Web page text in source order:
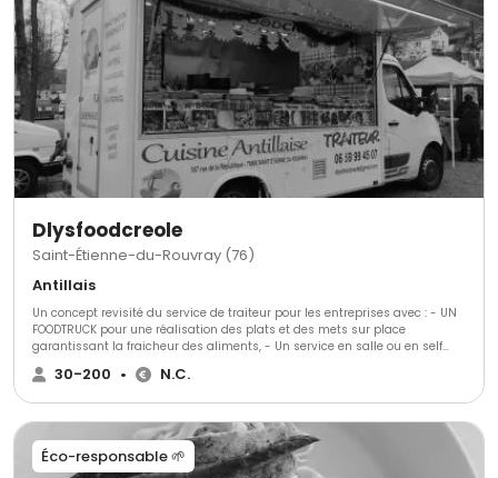
Dlysfoodcreole
Saint-Étienne-du-Rouvray (76)
Antillais
Un concept revisité du service de traiteur pour les entreprises avec : - UN
FOODTRUCK pour une réalisation des plats et des mets sur place
garantissant la fraicheur des aliments, - Un service en salle ou en self
pour la rapidité et l efficacité , - Une prestation dans un cadre et décors
exotique . - Une cuisine des Antilles avec des produits de qualité
30-200 • N.C.
Éco-responsable 🌱